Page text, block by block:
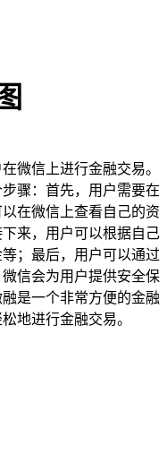
微信上进行金融交易。
骤：首先，用户需要在
在微信上查看自己的资
来，用户可以根据自己
；最后，用户可以通过
信会为用户提供安全保
是一个非常方便的金融
地进行金融交易。